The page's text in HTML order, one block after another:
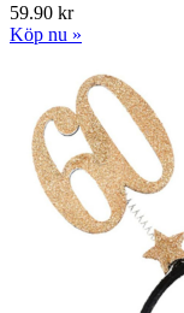
59.90 kr
Köp nu »